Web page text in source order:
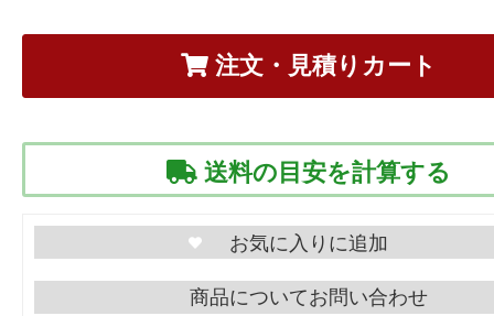
注文・見積りカート
送料の目安を計算する
商品についてお問い合わせ